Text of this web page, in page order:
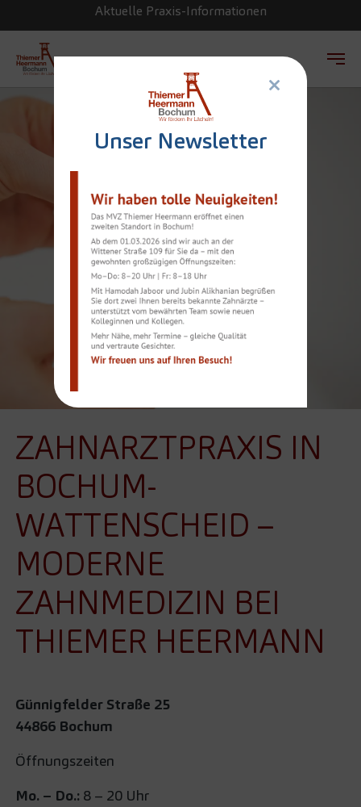
Zum Hauptinhalt springen
Aktuelle Praxis-Informationen
Unser Newsletter
×
ZAHNARZTPRAXIS IN
BOCHUM-
WATTENSCHEID –
MODERNE
ZAHNMEDIZIN BEI
THIEMER HEERMANN
Günnigfelder Straße 25
44866 Bochum
Öffnungszeiten
Mo. – Do.: 8 – 20 Uhr